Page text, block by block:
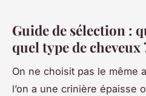
Guide de sélection :
quel type de cheveux
On ne choisit pas le même
l’on a une crinière épaisse